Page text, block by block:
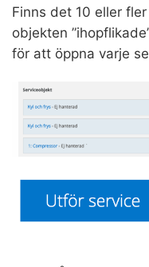
Finns det 10 eller
objekten
för att öppna varje